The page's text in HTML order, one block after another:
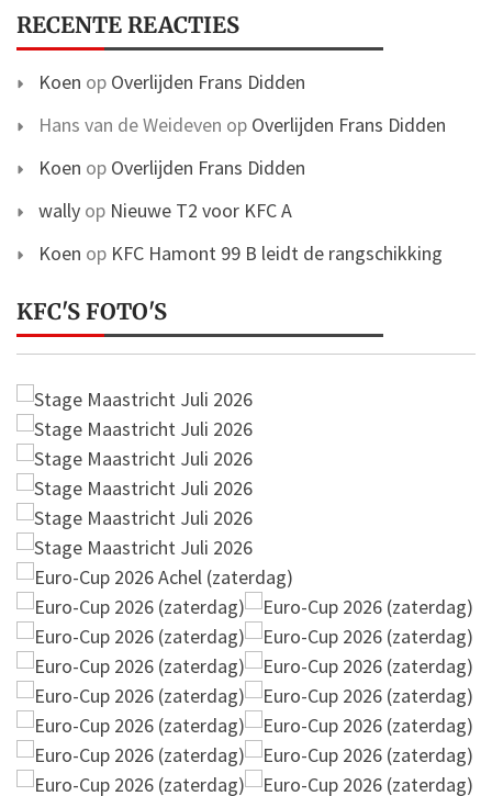
RECENTE REACTIES
Koen op Overlijden Frans Didden
Hans van de Weideven op Overlijden Frans Didden
Koen op Overlijden Frans Didden
wally op Nieuwe T2 voor KFC A
Koen op KFC Hamont 99 B leidt de rangschikking
KFC'S FOTO'S